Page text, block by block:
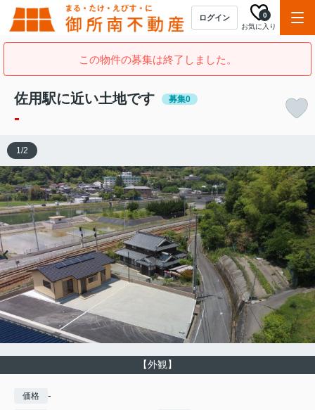
ログイン
お気に入り
0
この物件の募集は終了しました。
佐用駅に近い土地です 募集0
-
【外観】
1/2
価格 -